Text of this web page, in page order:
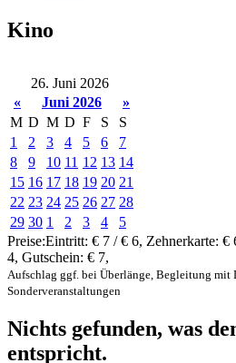
Kino
26. Juni 2026
«
Juni 2026
»
M D M D F S
S
1
2 3 4 5 6
7
8
9 10 11 12 13 14
15 16 17 18 19 20 21
22 23 24 25 26 27 28
29 30 1 2 3 4
5
Preise:Eintritt: € 7 / € 6, Zehnerkarte: €
4, Gutschein: € 7,
Aufschlag ggf. bei Überlänge, Begleitung mit
Sonderveranstaltungen
Nichts gefunden, was
entspricht.